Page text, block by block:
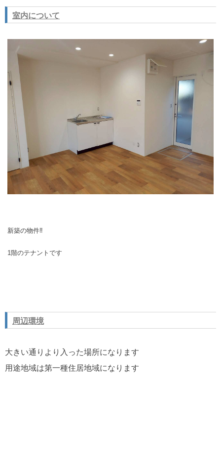
室内について
新築の物件‼
1階のテナントです
周辺環境
大きい通りより入った場所になります
用途地域は第一種住居地域になります